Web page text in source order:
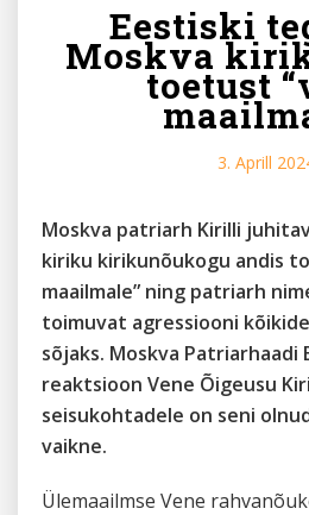
Eestiski
Moskva
toetust
3. Aprill
Moskva patriarh Kirilli
kiriku kirikunõukogu andis
maailmale” ning patriarh
toimuvat agressiooni
sõjaks. Moskva Patriarhaadi
reaktsioon Vene Õigeusu
seisukohtadele on seni
vaikne.
Ülemaailmse Vene